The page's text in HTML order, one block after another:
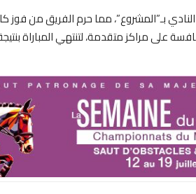
بـ”المشروع”، مما حرم الفريق من فوز
على مراكز متقدمة، لتنتهي المباراة بنتيجة